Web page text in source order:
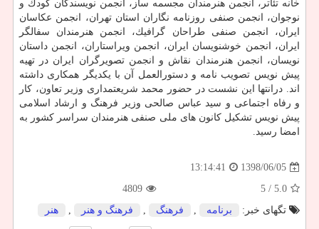
خانه تئاتر، انجمن هنرمندان مجسمه ساز، انجمن نویسندگان كودك و
نوجوان، انجمن صنفی روزنامه نگاران استان تهران، انجمن عكاسان
ایران، انجمن صنفی طراحان گرافیك، انجمن هنرمندان سفالگر
ایران، انجمن خوشنویسان ایران، انجمن ویراستاران، انجمن داستان
نویسان، انجمن هنرمندان نقاش و انجمن تصویرگران ایران در تهیه
پیش نویس تصویب نامه و دستورالعمل آن با یكدیگر همكاری داشته
اند. درانتها این نشست در حضور محمد شریعتمداری وزیر تعاون، كار
و رفاه اجتماعی و سید عباس صالحی وزیر فرهنگ و ارشاد اسلامی
پیش نویس تشكیل كانون های ملی صنفی هنرمندان سراسر كشور به
امضا رسید.
1398/06/05
13:14:41
5.0
/ 5
4809
تگهای خبر:
برنامه , فرهنگ , فرهنگ و هنر , هنر